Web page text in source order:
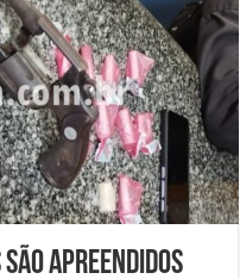
apreendidos